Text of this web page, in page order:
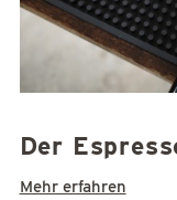
Der
Mehr erfahren